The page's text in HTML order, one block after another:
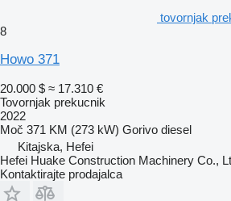
tovornjak
8
Howo 371
20.000 $ ≈ 17.310 €
Tovornjak prekucnik
2022
Moč 371 KM (273 kW) Gorivo diesel
Kitajska, Hefei
Hefei Huake Construction Machinery Co.,
Kontaktirajte prodajalca